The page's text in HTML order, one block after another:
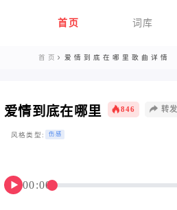
首页 词库
首页 爱情到底在哪里歌曲详情
爱情到底在哪里 846 转
风格类型: 伤感
▶ 00:00